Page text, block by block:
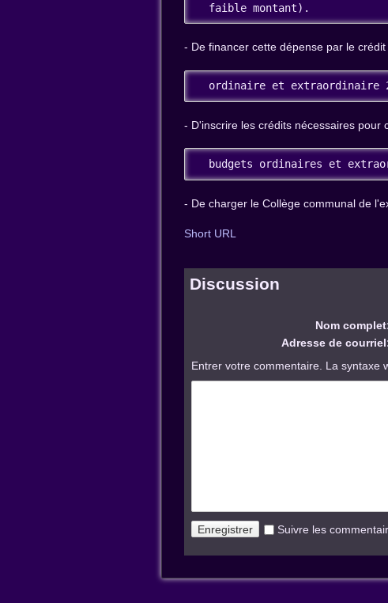
  faible montant).
- De financer cette dépense par le
ordinaire et extraordinaire
- D'inscrire les crédits nécessaires pour
budgets ordinaires et
- De charger le Collège communal de
Short URL
Discussion
Nom
Adresse de
Entrer votre commentaire. La syntaxe
Suivre les